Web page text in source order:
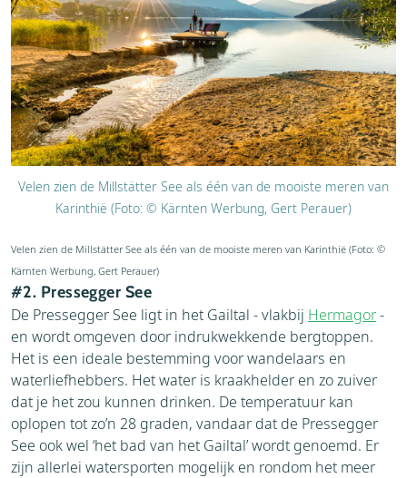
Velen zien de Millstätter See als één van de mooiste meren van
Karinthië (Foto: © Kärnten Werbung, Gert Perauer)
Velen zien de Millstätter See als één van de mooiste meren van Karinthië (Foto: ©
Kärnten Werbung, Gert Perauer)
#2. Pressegger See
De Pressegger See ligt in het Gailtal - vlakbij Hermagor-
en wordt omgeven door indrukwekkende bergtoppen.
Het is een ideale bestemming voor wandelaars en
waterliefhebbers. Het water is kraakhelder en zo zuiver
dat je het zou kunnen drinken. De temperatuur kan
oplopen tot zo’n 28 graden, vandaar dat de Pressegger
See ook wel ‘het bad van het Gailtal’ wordt genoemd. Er
zijn allerlei watersporten mogelijk en rondom het meer